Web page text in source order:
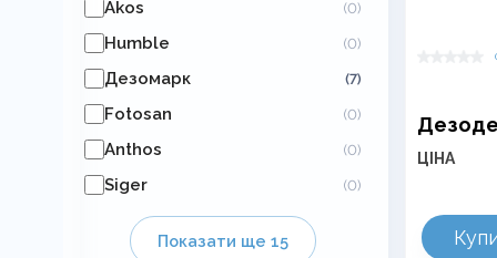
Akos (0)
Humble (0)
Дезомарк (7)
Fotosan (0)
Anthos (0)
Siger (0)
Показати ще 15
ЦІНА